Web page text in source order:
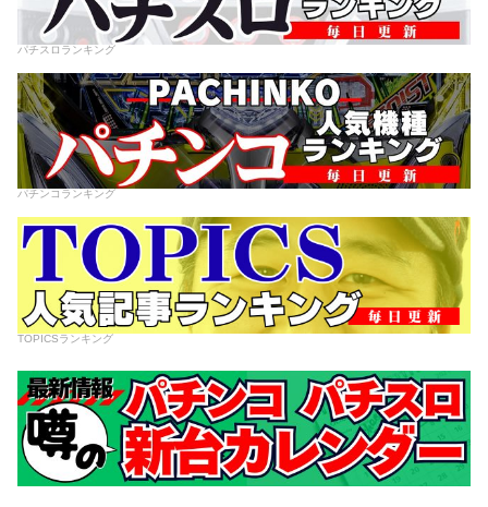
パチスロランキング
パチンコランキング
TOPICSランキング